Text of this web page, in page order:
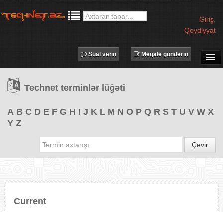
Giriş
Qeydiyyat
TƏDBİRLƏR
PROQRAMLAR
Məqalə göndərin
Sual verin
Technet terminlər lüğəti
A B C D E F G H I J K L M N O P Q R S T U V W X
Y Z
Çevir
Current